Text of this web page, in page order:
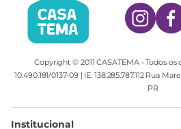
Copyright © 2011 CASATEMA - Todos os
10.490.181/0137-09 | IE: 138.285.787.112 Rua
PR
Institucional